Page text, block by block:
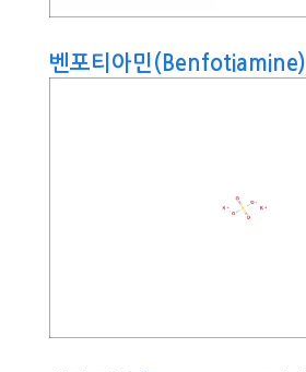
벤포티아민(Benfotiamine)